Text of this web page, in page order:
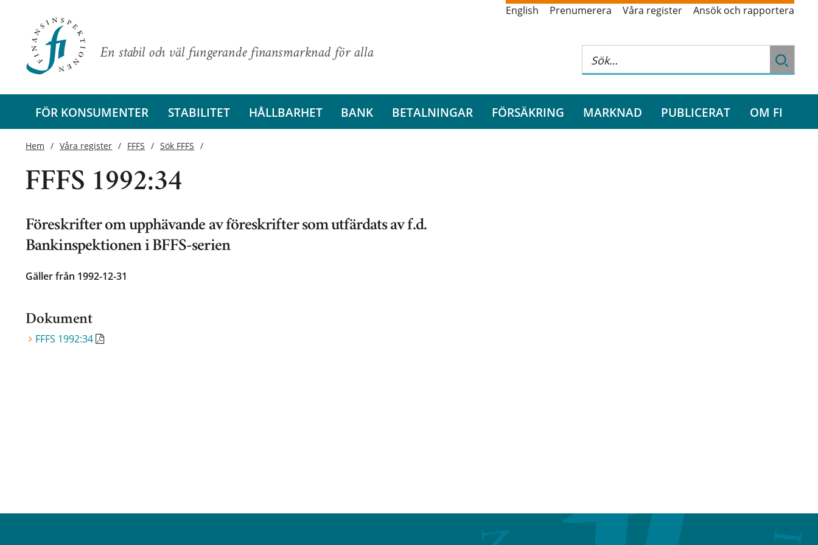
En stabil och väl fungerande finansmarknad för alla
English Prenumerera Våra register Ansök och rapportera
FÖR KONSUMENTER STABILITET HÅLLBARHET BANK BETALNINGAR FÖRSÄKRING MARKNAD PUBLICERAT OM FI
Hem Våra register FFFS Sök FFFS
FFFS 1992:34
Föreskrifter om upphävande av föreskrifter som utfärdats av f.d.
Bankinspektionen i BFFS-serien
Gäller från 1992-12-31
Dokument
FFFS 1992:34